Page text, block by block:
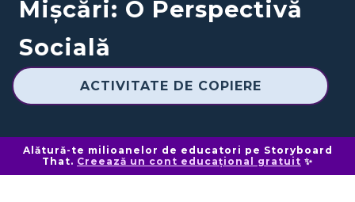
Mișcări: O Perspectivă
Socială
ACTIVITATE DE COPIERE
Alătură-te milioanelor de educatori pe Storyboard
That. Creează un cont educațional gratuit ✨